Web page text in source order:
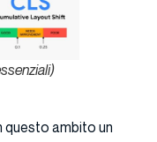
questo ambito un